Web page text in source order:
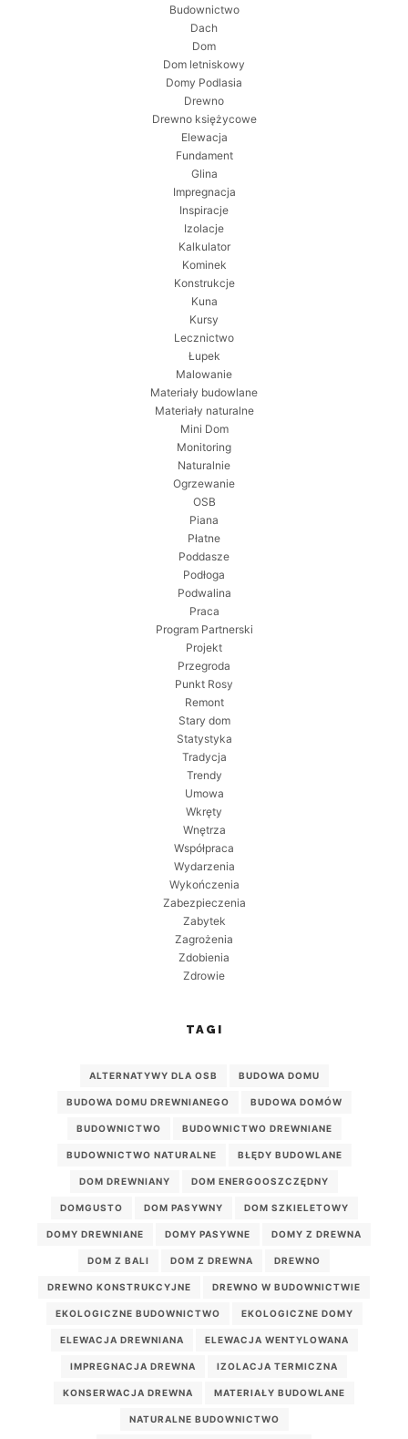
Budownictwo
Dach
Dom
Dom letniskowy
Domy Podlasia
Drewno
Drewno księżycowe
Elewacja
Fundament
Glina
Impregnacja
Inspiracje
Izolacje
Kalkulator
Kominek
Konstrukcje
Kuna
Kursy
Lecznictwo
Łupek
Malowanie
Materiały budowlane
Materiały naturalne
Mini Dom
Monitoring
Naturalnie
Ogrzewanie
OSB
Piana
Płatne
Poddasze
Podłoga
Podwalina
Praca
Program Partnerski
Projekt
Przegroda
Punkt Rosy
Remont
Stary dom
Statystyka
Tradycja
Trendy
Umowa
Wkręty
Wnętrza
Współpraca
Wydarzenia
Wykończenia
Zabezpieczenia
Zabytek
Zagrożenia
Zdobienia
Zdrowie
TAGI
ALTERNATYWY DLA OSB BUDOWA DOMU
BUDOWA DOMU DREWNIANEGO BUDOWA DOMÓW
BUDOWNICTWO BUDOWNICTWO DREWNIANE
BUDOWNICTWO NATURALNE BŁĘDY BUDOWLANE
DOM DREWNIANY DOM ENERGOOSZCZĘDNY
DOMGUSTO DOM PASYWNY DOM SZKIELETOWY
DOMY DREWNIANE DOMY PASYWNE DOMY Z DREWNA
DOM Z BALI DOM Z DREWNA DREWNO
DREWNO KONSTRUKCYJNE DREWNO W BUDOWNICTWIE
EKOLOGICZNE BUDOWNICTWO EKOLOGICZNE DOMY
ELEWACJA DREWNIANA ELEWACJA WENTYLOWANA
IMPREGNACJA DREWNA IZOLACJA TERMICZNA
KONSERWACJA DREWNA MATERIAŁY BUDOWLANE
NATURALNE BUDOWNICTWO